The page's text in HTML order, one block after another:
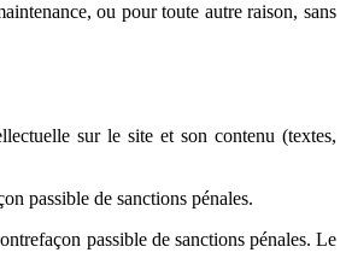
ou pour toute autre raison, sans
sur le site et son contenu (textes,
passible de sanctions pénales.
passible de sanctions pénales. Le